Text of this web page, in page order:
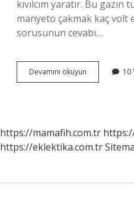
kıvılcım yaratır. Bu gazın
manyeto çakmak kaç volt
sorusunun cevabı…
Devamını okuyun Manyeto
Kaç
10
https://mamafih.com.tr
https://eklektika.com.tr